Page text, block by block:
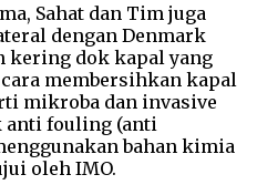
Sahat dan Tim juga
dengan Denmark
kering dok kapal yang
membersihkan kapal
mikroba dan invasive
anti fouling (anti
bahan kimia
oleh IMO.